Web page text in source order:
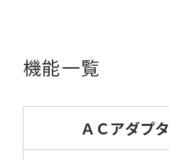
機能一覧
ＡＣアダプタ